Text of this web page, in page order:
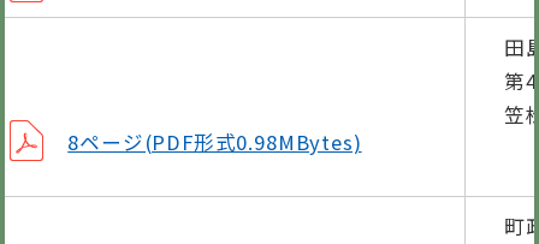
8ページ(PDF形式0.98MBytes)
田
第
笠
町